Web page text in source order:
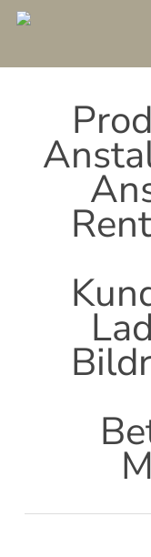
Skip